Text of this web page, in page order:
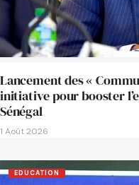
Lancement des «
initiative pour booster
Sénégal
1 Août 2026
EDUCATION